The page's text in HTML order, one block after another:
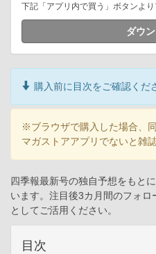
下記「アプリ内で買う」ボタンよ
ダウ
購入前に目次をご確認くだ
※ブラウザで購入した場合、
マガストアアプリでないと雑
四季報最新号の独自予想をもと
います。注目後3カ月間のフォ
としてご活用ください。
目次